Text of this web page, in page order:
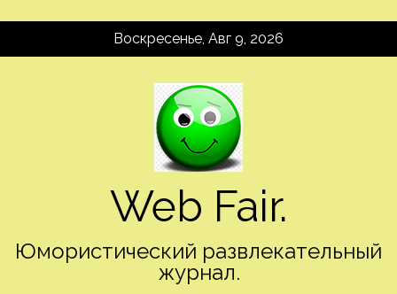
Воскресенье, Авг 9, 2026
Web Fair.
Юмористический развлекательный
журнал.